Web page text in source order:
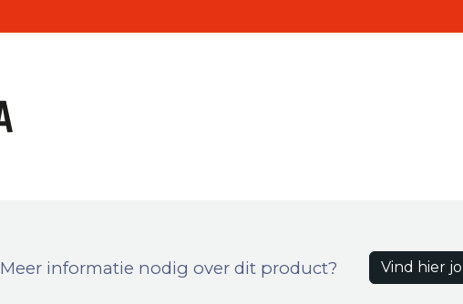
Meer informatie nodig over dit product? Vind hier